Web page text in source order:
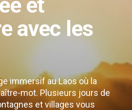
avec les
immersif au Laos où la
mot. Plusieurs jours de
et villages vous